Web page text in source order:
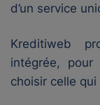
d’un service
Kreditiweb
intégrée,
choisir celle